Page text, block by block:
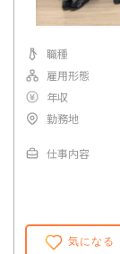
気になる
職種
雇用形態
年収
勤務地
仕事内容